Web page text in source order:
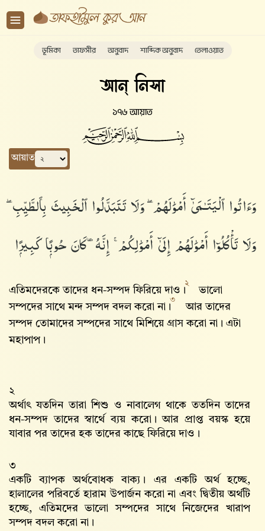
ভূমিকা তাফসীর অনুবাদ শাব্দিক অনুবাদ তেলাওয়াত
আন্ নিসা
১৭৬ আয়াত
আয়াত
وَءَاتُوا۟ ٱلْيَتَـٰمَىٰٓ أَمْوَٰلَهُمْ ۖ وَلَا تَتَبَدَّلُوا۟ ٱلْخَبِيثَ بِٱلطَّيِّبِ ۖ
وَلَا تَأْكُلُوٓا۟ أَمْوَٰلَهُمْ إِلَىٰٓ أَمْوَٰلِكُمْ ۚ إِنَّهُۥ كَانَ حُوبًۭا كَبِيرًۭا
এতিমদেরকে তাদের ধন-সম্পদ ফিরিয়ে দাও।
২
ভালো
সম্পদের সাথে মন্দ সম্পদ বদল করো না।
৩
আর তাদের
সম্পদ তোমাদের সম্পদের সাথে মিশিয়ে গ্রাস করো না। এটা
মহাপাপ।
২
অর্থাৎ যতদিন তারা শিশু ও নাবালেগ থাকে ততদিন তাদের
ধন-সম্পদ তাদের স্বার্থে ব্যয় করো। আর প্রাপ্ত বয়স্ক হয়ে
যাবার পর তাদের হক তাদের কাছে ফিরিয়ে দাও।
৩
একটি ব্যাপক অর্থবোধক বাক্য। এর একটি অর্থ হচ্ছে,
হালালের পরিবর্তে হারাম উপার্জন করো না এবং দ্বিতীয় অর্থটি
হচ্ছে, এতিমদের ভালো সম্পদের সাথে নিজেদের খারাপ
সম্পদ বদল করো না।